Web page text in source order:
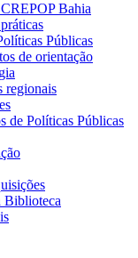
Bahia
Públicas
de orientação
regionais
de Políticas Públicas
Biblioteca